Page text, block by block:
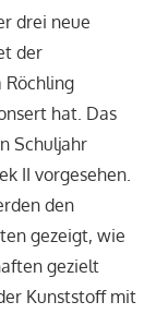
drei neue
der
Röchling
hat. Das
Schuljahr
II vorgesehen.
den
gezeigt, wie
gezielt
Kunststoff mit